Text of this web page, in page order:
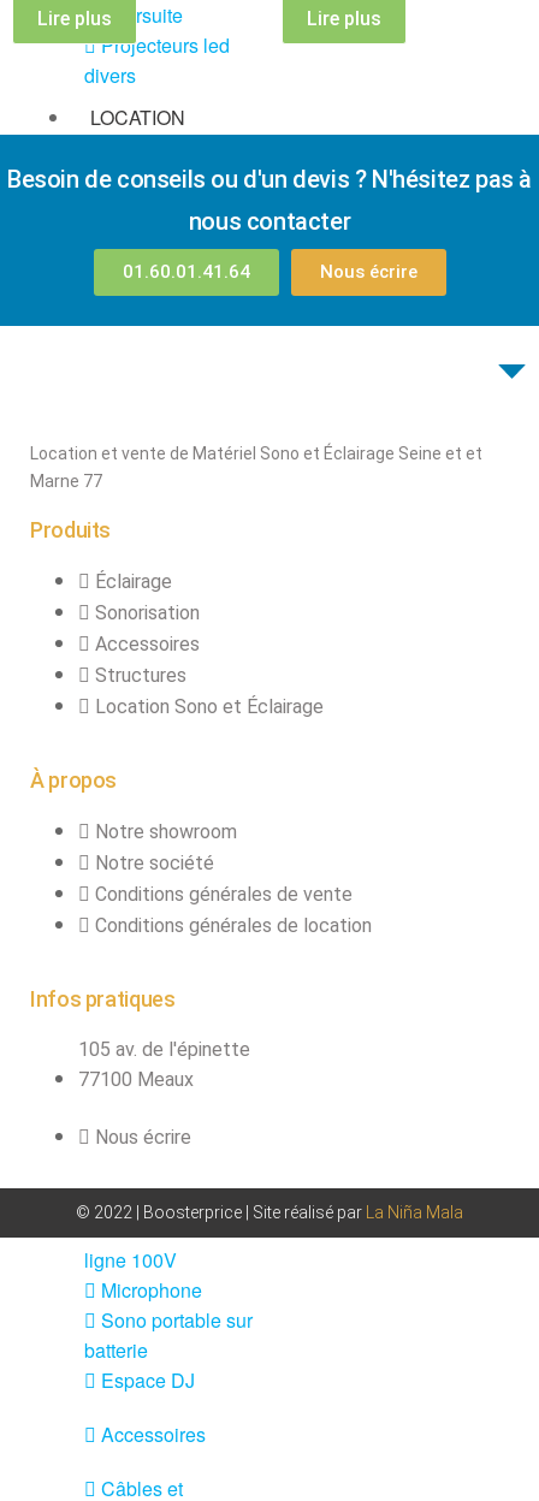
Poursuite
Projecteurs led
divers
LOCATION
Machines à
Machines à
confetti
Machines à
VENTE SONO ET
ÉCLAIRAGE
Éclairage
Projecteurs LED
Accessoires
éclairage
Contrôle DMX
Lyres
Liquides
Jeux et effets
lumière à led
Laser
Strobes
Amplificateurs
Console de
Contrôle DMX
Public adress /
ligne 100V
Microphone
Sono portable sur
batterie
Espace DJ
Accessoires
Câbles et
Lire plus Lire plus
Besoin de conseils ou d'un devis ? N'hésitez pas à
nous contacter
01.60.01.41.64 Nous écrire
Location et vente de Matériel Sono et Éclairage Seine et et
Marne 77
Produits
Éclairage
Sonorisation
Accessoires
Structures
Location Sono et Éclairage
À propos
Notre showroom
Notre société
Conditions générales de vente
Conditions générales de location
Infos pratiques
105 av. de l'épinette
77100 Meaux
Nous écrire
© 2022 | Boosterprice | Site réalisé par La Niña Mala